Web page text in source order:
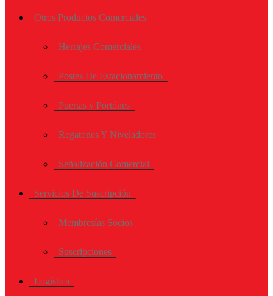
Otros Productos Comerciales
Herrajes Comerciales
Postes De Estacionamiento
Puertas y Portónes
Regatones Y Niveladores
Señalización Comercial
Servicios De Suscripción
Membresías Socios
Suscripciones
Logística